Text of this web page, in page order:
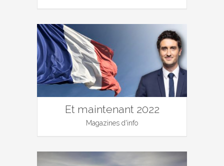
Et maintenant 2022
Magazines d'info